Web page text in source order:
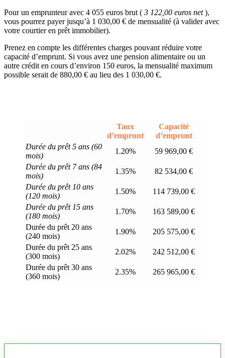
Pour un emprunteur avec 4 055 euros brut ( 3 122,00 euros net),
vous pourrez payer jusqu’à 1 030,00 € de mensualité (à valider avec
votre courtier en prêt immobilier).
Prenez en compte les différentes charges pouvant réduire votre
capacité d’emprunt. Si vous avez une pension alimentaire ou un
autre crédit en cours d’environ 150 euros, la mensualité maximum
possible serait de 880,00 € au lieu des 1 030,00 €.
Taux
d’emprunt
Capacité
d’emprunt
Durée du prêt 5 ans (60
mois)
1.20%
59 969,00 €
Durée du prêt 7 ans (84
mois)
1.35%
82 534,00 €
Durée du prêt 10 ans
(120 mois)
1.50%
114 739,00 €
Durée du prêt 15 ans
(180 mois)
1.70%
163 589,00 €
Durée du prêt 20 ans
(240 mois)
1.90%
205 575,00 €
Durée du prêt 25 ans
(300 mois)
2.02%
242 512,00 €
Durée du prêt 30 ans
(360 mois)
2.35% 265 965,00 €